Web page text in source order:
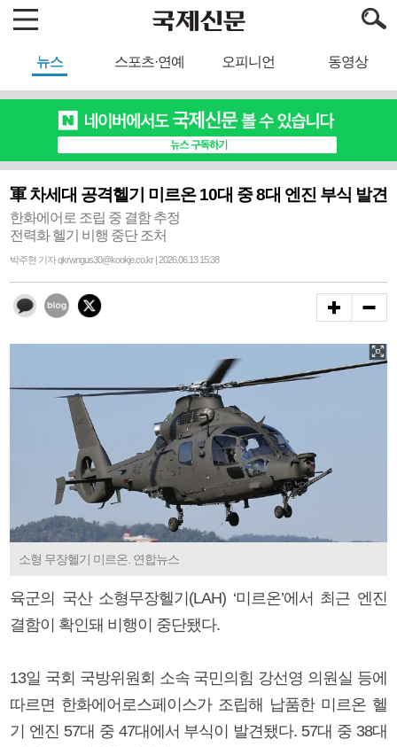
뉴스 스포츠·연예 오피니언 동영상
軍 차세대 공격헬기 미르온 10대 중 8대 엔진 부식 발견
한화에어로 조립 중 결함 추정
전력화 헬기 비행 중단 조처
박주현 기자 qkrwngus30@kookje.co.kr | 2026.06.13 15:38
소형 무장헬기 미르온. 연합뉴스
육군의 국산 소형무장헬기(LAH) ‘미르온’에서 최근 엔진
결함이 확인돼 비행이 중단됐다.
13일 국회 국방위원회 소속 국민의힘 강선영 의원실 등에
따르면 한화에어로스페이스가 조립해 납품한 미르온 헬
기 엔진 57대 중 47대에서 부식이 발견됐다. 57대 중 38대